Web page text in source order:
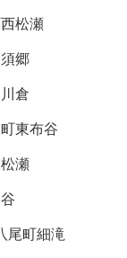
松瀬
郷
倉
東布谷
瀬
尾町細滝